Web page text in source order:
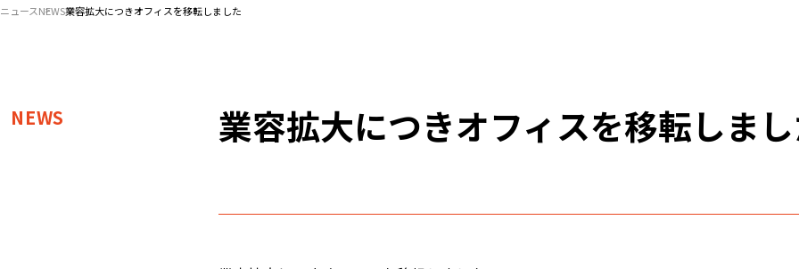
ニュースNEWS業容拡大につきオフィスを移転しました
NEWS 業容拡大につきオフィスを移転しま